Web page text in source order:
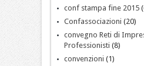
conf stampa fine 2015
Confassociazioni (20)
convegno Reti di
Professionisti (8)
convenzioni (1)